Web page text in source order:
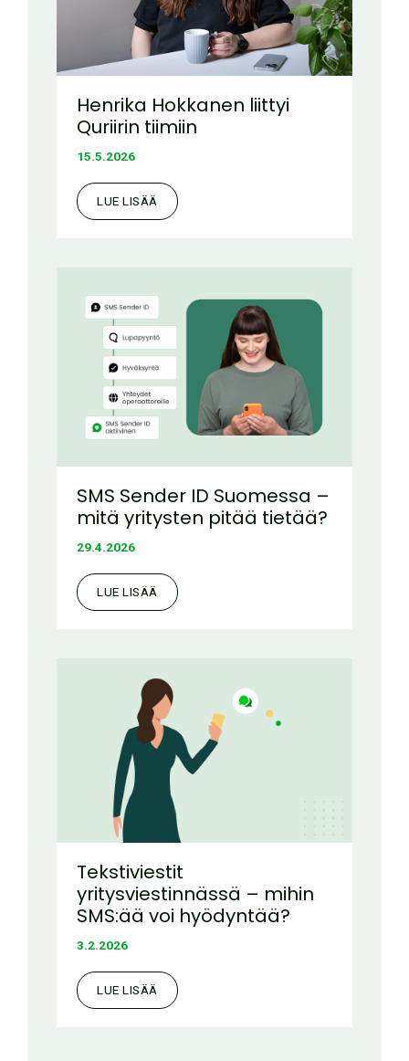
Henrika Hokkanen liittyi
Quriirin tiimiin
15.5.2026
LUE LISÄÄ
SMS Sender ID Suomessa –
mitä yritysten pitää tietää?
29.4.2026
LUE LISÄÄ
Tekstiviestit
yritysviestinnässä – mihin
SMS:ää voi hyödyntää?
3.2.2026
LUE LISÄÄ